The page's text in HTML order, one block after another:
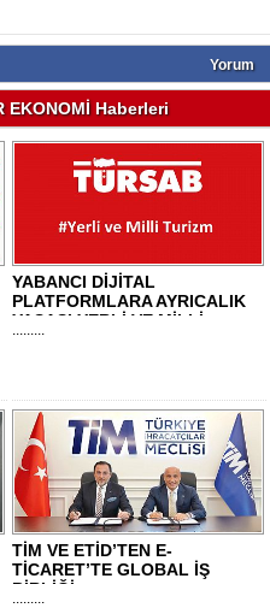
Yorum
EKONOMİ Haberleri
YABANCI DİJİTAL
PLATFORMLARA AYRICALIK
YASASI YERLİ VE MİLLİ..
.........
TİM VE ETİD’TEN E-
TİCARET’TE GLOBAL İŞ
BİRLİĞİ
.........